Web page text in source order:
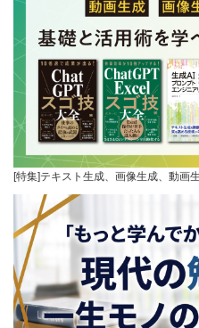
[特集]テキスト生成、画像生成、動画